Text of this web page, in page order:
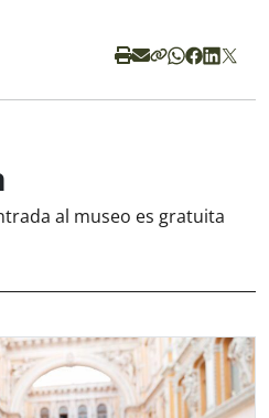
al museo es gratuita